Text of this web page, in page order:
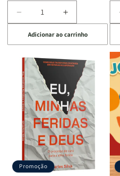
Diminuir
a
quantidade
de
Devocional
Quarto
de
Guerra
Isabelle
S.
Alves
Aumentar
a
quantidade
de
Devocional
Quarto
Guerra
Isabelle
S.
Alves
Adicionar ao carrinho
Promoção